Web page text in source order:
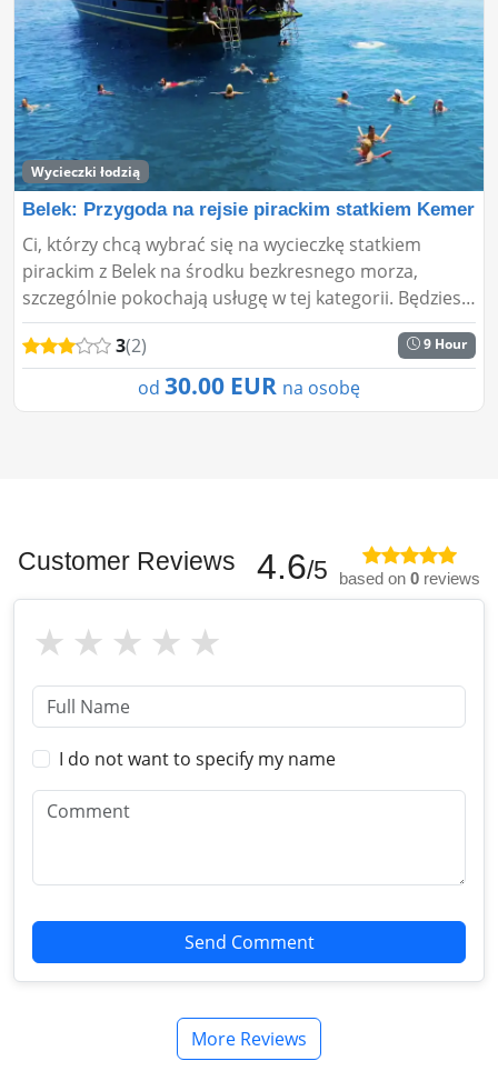
Wycieczki łodzią
Belek: Przygoda na rejsie pirackim statkiem Kemer
Ci, którzy chcą wybrać się na wycieczkę statkiem
pirackim z Belek na środku bezkresnego morza,
szczególnie pokochają usługę w tej kategorii. Będziesz
cieszyć się wakacjami w przyjemny sposób dzięki tej
wyc...
3(2) 9 Hour
od 30.00 EUR na osobę
Customer Reviews 4.6/5 based on 0 reviews
I do not want to specify my name
Send Comment
More Reviews